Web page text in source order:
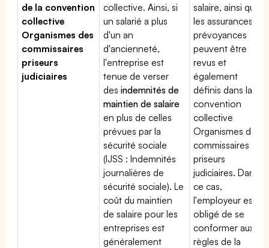
de la convention
collective
Organismes des
commissaires
priseurs
judiciaires
collective. Ainsi, si
un salarié a plus
d'un an
d'ancienneté,
l'entreprise est
tenue de verser
desindemnités de
maintien de salaire
en plus de celles
prévues par la
sécurité sociale
(IJSS : Indemnités
journalières de
sécurité sociale). Le
coût du maintien
de salaire pour les
entreprises est
généralement
salaire, ainsi que
les assurances
prévoyances
peuvent être
revus et
également
définis dans la
convention
collective
Organismes des
commissaires
priseurs
judiciaires. Dans
ce cas,
l'employeur est
obligé de se
conformer aux
règles de la